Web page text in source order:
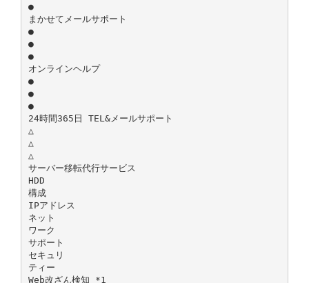
●
まかせてメールサポート
●
●
●
オンラインヘルプ
●
●
●
24時間365日 TEL&メールサポート
△
△
△
サーバー移転代行サービス
HDD
構成
IPアドレス
ネット
ワーク
サポート
セキュリ
ティー
Web改ざん検知 *1